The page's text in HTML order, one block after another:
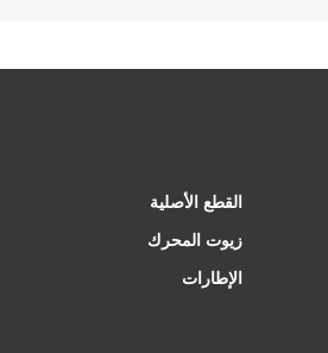
القطع الأصلية
زيوت المحرك
الإطارات